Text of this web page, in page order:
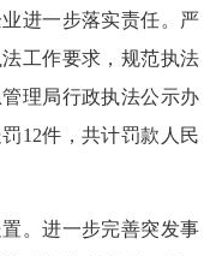
进一步落实责任。严
工作要求，规范执法
理局行政执法公示办
12件，共计罚款人民
。进一步完善突发事